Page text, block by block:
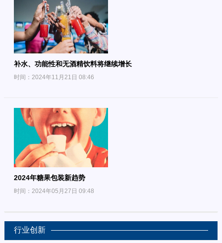
补水、功能性和无酒精饮料将继续增长
时间：2024年11月21日 08:46
2024年糖果包装新趋势
时间：2024年05月27日 09:48
行业创新